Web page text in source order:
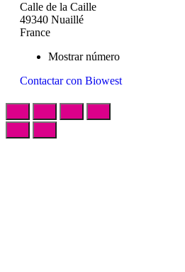
Calle de la Caille
49340 Nuaillé
France
Mostrar número
Contactar con Biowest